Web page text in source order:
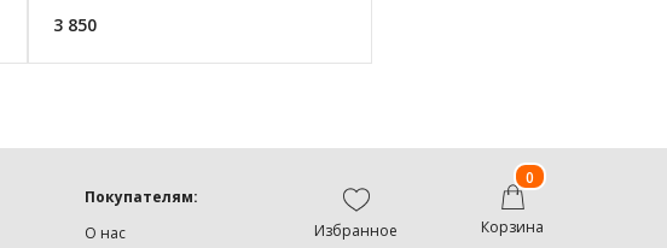
3 850
Покупателям:
О нас
Избранное
0
Корзина